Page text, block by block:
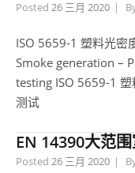
Posted 26 三月 2020
ISO 5659-1 塑料光密
Smoke generation –
testing ISO 5659-1
测试
EN 14390大范
Posted 26 三月 2020